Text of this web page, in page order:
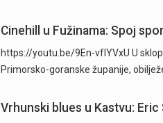
Cinehill u Fužinama: Spoj
https://youtu.be/9En-vfIYVxU U
Primorsko-goranske županije,
Vrhunski blues u Kastvu: